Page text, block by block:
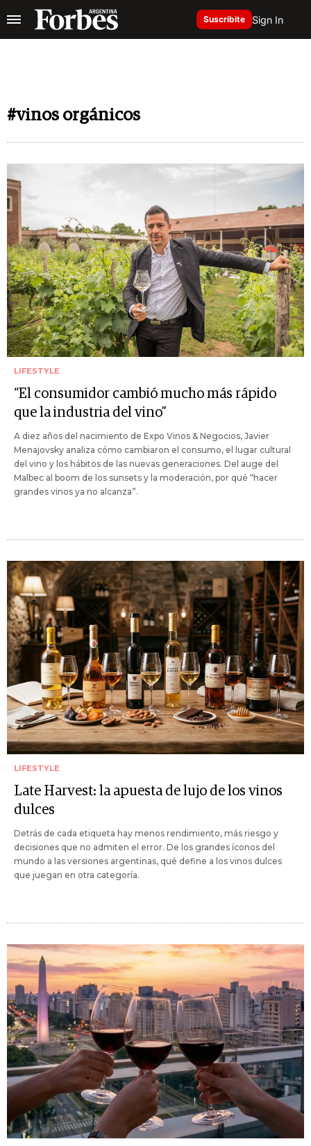
Suscribite Sign In
#vinos orgánicos
LIFESTYLE
“El consumidor cambió mucho más rápido
que la industria del vino”
A diez años del nacimiento de Expo Vinos & Negocios, Javier
Menajovsky analiza cómo cambiaron el consumo, el lugar cultural
del vino y los hábitos de las nuevas generaciones. Del auge del
Malbec al boom de los sunsets y la moderación, por qué “hacer
grandes vinos ya no alcanza”.
LIFESTYLE
Late Harvest: la apuesta de lujo de los vinos
dulces
Detrás de cada etiqueta hay menos rendimiento, más riesgo y
decisiones que no admiten el error. De los grandes íconos del
mundo a las versiones argentinas, qué define a los vinos dulces
que juegan en otra categoría.